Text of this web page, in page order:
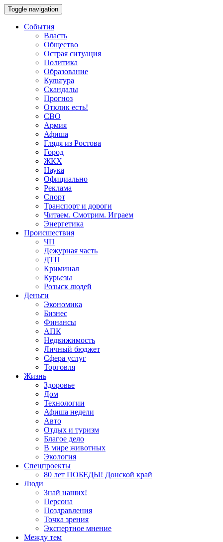
Toggle navigation
События
Власть
Общество
Острая ситуация
Политика
Образование
Культура
Скандалы
Прогноз
Отклик есть!
СВО
Армия
Афиша
Глядя из Ростова
Город
ЖКХ
Наука
Официально
Реклама
Спорт
Транспорт и дороги
Читаем. Смотрим. Играем
Энергетика
Происшествия
ЧП
Дежурная часть
ДТП
Криминал
Курьезы
Розыск людей
Деньги
Экономика
Бизнес
Финансы
АПК
Недвижимость
Личный бюджет
Сфера услуг
Торговля
Жизнь
Здоровье
Дом
Технологии
Афиша недели
Авто
Отдых и туризм
Благое дело
В мире животных
Экология
Спецпроекты
80 лет ПОБЕДЫ! Донской край
Люди
Знай наших!
Персона
Поздравления
Точка зрения
Экспертное мнение
Между тем